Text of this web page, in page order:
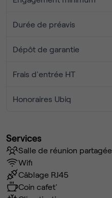
Durée de préavis
Dépôt de garantie
Frais d'entrée HT
Honoraires Ubiq
Services
Salle de réunion partagée
Wifi
Câblage RJ45
Coin cafet'